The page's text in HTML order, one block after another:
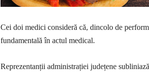
Cei doi medici consideră că, dincolo de
fundamentală în actul medical.
Reprezentanții administrației județene